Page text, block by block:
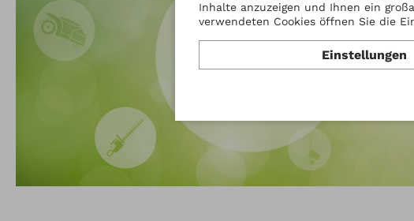
Inhalte anzuzeigen und Ihnen ein
verwendeten Cookies öffnen Sie die
Einstellungen